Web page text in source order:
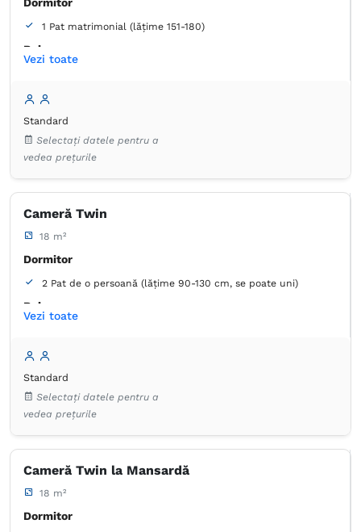
1 Pat matrimonial (lățime 151-180)
Baie
Vezi toate
Standard
Selectați datele pentru a
vedea prețurile
Cameră Twin
18 m²
Dormitor
2 Pat de o persoană (lățime 90-130 cm, se poate uni)
Baie
Vezi toate
Standard
Selectați datele pentru a
vedea prețurile
Cameră Twin la Mansardă
18 m²
Dormitor